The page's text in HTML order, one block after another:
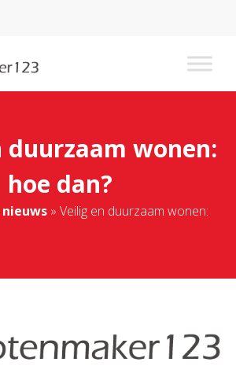
duurzaam wonen:
hoe dan?
» Veilig en duurzaam wonen: